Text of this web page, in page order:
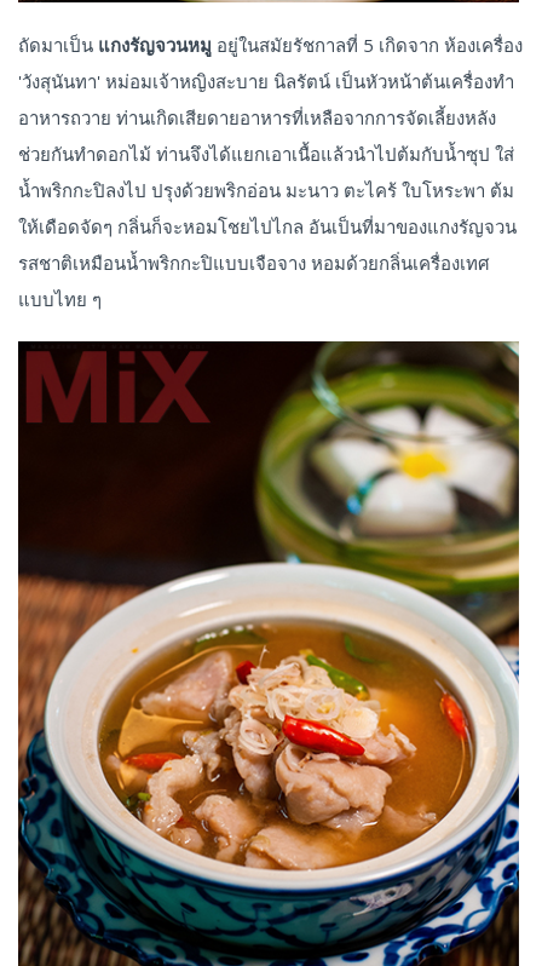
ถัดมาเป็น แกงรัญจวนหมู อยู่ในสมัยรัชกาลที่ 5 เกิดจาก ห้องเครื่อง
'วังสุนันทา' หม่อมเจ้าหญิงสะบาย นิลรัตน์ เป็นหัวหน้าต้นเครื่องทำ
อาหารถวาย ท่านเกิดเสียดายอาหารที่เหลือจากการจัดเลี้ยงหลัง
ช่วยกันทำดอกไม้ ท่านจึงได้แยกเอาเนื้อแล้วนำไปต้มกับน้ำซุป ใส่
น้ำพริกกะปิลงไป ปรุงด้วยพริกอ่อน มะนาว ตะไคร้ ใบโหระพา ต้ม
ให้เดือดจัดๆ กลิ่นก็จะหอมโชยไปไกล อันเป็นที่มาของแกงรัญจวน
รสชาติเหมือนน้ำพริกกะปิแบบเจือจาง หอมด้วยกลิ่นเครื่องเทศ
แบบไทย ๆ